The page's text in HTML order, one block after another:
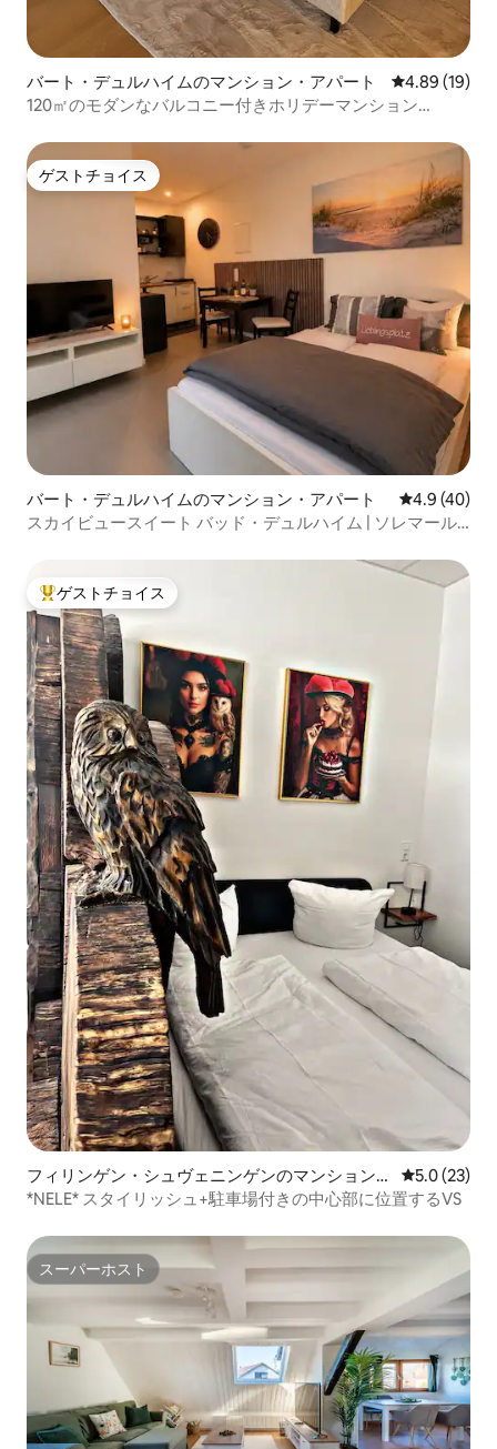
バート・デュルハイムのマンション・アパート レビュー19
4.89 (19)
120㎡のモダンなバルコニー付きホリデーマンション
ゲストチョイス
ゲストチョイス
バート・デュルハイムのマンション・アパート レビュー40
4.9 (40)
スカイビュースイート バッド・デュルハイム | ソレマール |
大好評のゲストチョイスです。
ゲストチョイス
フィリンゲン・シュヴェニンゲンのマンション・
アパート
レビュー23
5.0 (23)
*NELE* スタイリッシュ+駐車場付きの中心部に位置するVS
スーパーホスト
スーパーホスト